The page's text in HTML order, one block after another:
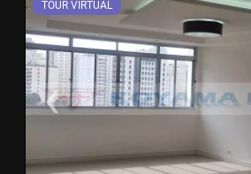
TOUR VIRTUAL
‹
Previous